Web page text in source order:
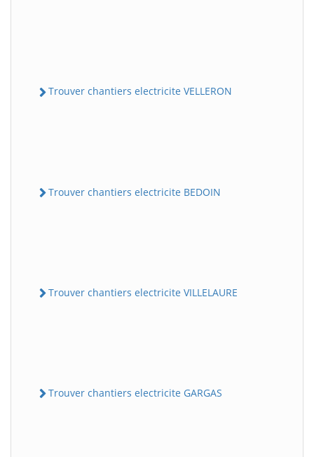
Trouver chantiers electricite VELLERON
Trouver chantiers electricite BEDOIN
Trouver chantiers electricite VILLELAURE
Trouver chantiers electricite GARGAS